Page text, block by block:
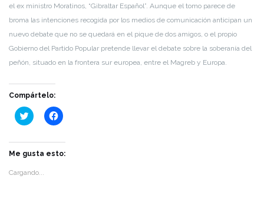
el ex ministro Moratinos, “Gibraltar Español”. Aunque el tomo parece de
broma las intenciones recogida por los medios de comunicación anticipan un
nuevo debate que no se quedará en el pique de dos amigos, o el propio
Gobierno del Partido Popular pretende llevar el debate sobre la soberanía del
peñón, situado en la frontera sur europea, entre el Magreb y Europa.
Compártelo:
Haz
clic
en
Twitter
abre
en
Haz
clic
en
Facebook
Me gusta esto:
Cargando...